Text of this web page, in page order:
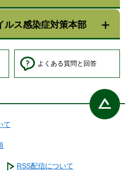
ルス感染症対策本部
よくある質問と回答
て
RSS配信について